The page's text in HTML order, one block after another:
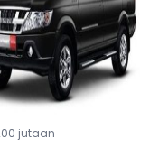
jutaan